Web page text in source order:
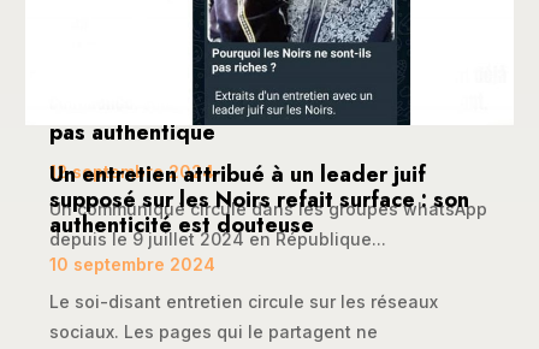
Faux, le document prétendument signé
par les leaders jeunes islamiques n’est
pas authentique
12 septembre 2024
Un communiqué circule dans les groupes whatsApp
depuis le 9 juillet 2024 en République...
Un entretien attribué à un leader juif
supposé sur les Noirs refait surface : son
authenticité est douteuse
10 septembre 2024
Le soi-disant entretien circule sur les réseaux
sociaux. Les pages qui le partagent ne